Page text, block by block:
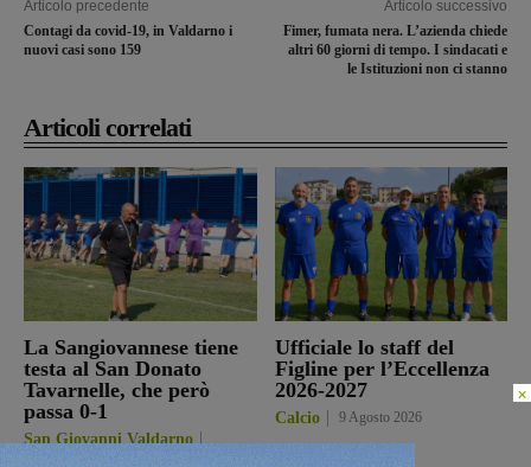
Articolo precedente
Contagi da covid-19, in Valdarno i
nuovi casi sono 159
Articolo successivo
Fimer, fumata nera. L’azienda chiede
altri 60 giorni di tempo. I sindacati e
le Istituzioni non ci stanno
Articoli correlati
La Sangiovannese tiene
testa al San Donato
Tavarnelle, che però
passa 0-1
San Giovanni Valdarno
Ufficiale lo staff del
Figline per l’Eccellenza
2026-2027
Calcio 9 Agosto 2026
×